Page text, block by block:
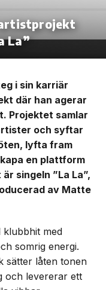
La”
i sin karriär
där han agerar
Projektet samlar
och syftar
lyfta fram
en plattform
singeln ”La La”,
av Matte
klubbhit med
somrig energi.
sätter låten tonen
och levererar ett